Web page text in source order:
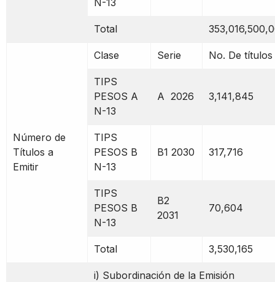
Total
Número de
Títulos a
Emitir
Clase Serie No. De títulos
TIPS
PESOS A
N-13
A 2026 3,141,845
TIPS
PESOS B
N-13
B1 2030 317,716
TIPS
PESOS B
N-13
B2
2031
70,604
Total 3,530,165
i) Subordinación de la Emisión